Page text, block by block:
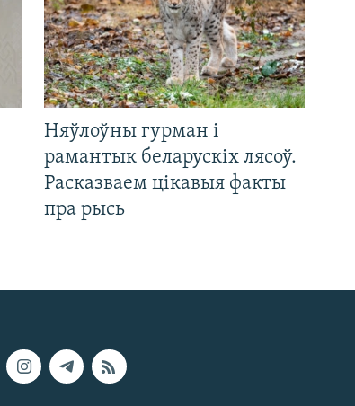
Няўлоўны гурман і
рамантык беларускіх лясоў.
Расказваем цікавыя факты
пра рысь